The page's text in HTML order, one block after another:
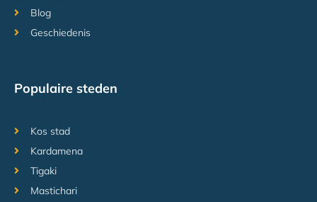
Blog
Geschiedenis
Populaire steden
Kos stad
Kardamena
Tigaki
Mastichari